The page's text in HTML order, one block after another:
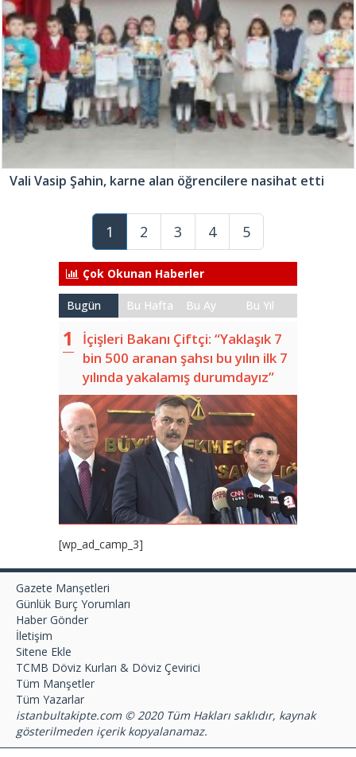
Vali Vasip Şahin, karne alan öğrencilere nasihat etti
1 2 3 4 5
Çok Okunan Haberler
Bugün Bu Hafta Bu Ay Bu Yıl
İçişleri Bakanı Çiftçi: “Yaklaşık 7
bin 500 aranan şahsı bu yılın ilk 7
yılında yakalamış durumdayız”
[wp_ad_camp_3]
Gazete Manşetleri
Günlük Burç Yorumları
Haber Gönder
İletişim
Sitene Ekle
TCMB Döviz Kurları & Döviz Çevirici
Tüm Manşetler
Tüm Yazarlar
istanbultakipte.com © 2020 Tüm Hakları saklıdır, kaynak
gösterilmeden içerik kopyalanamaz.